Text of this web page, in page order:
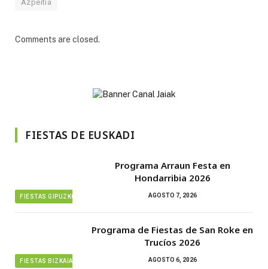
Azpeitia
Comments are closed.
FIESTAS DE EUSKADI
FIESTAS GIPUZKOA
Programa Arraun Festa en
Hondarribia 2026
AGOSTO 7, 2026
FIESTAS BIZKAIA
Programa de Fiestas de San Roke en
Trucíos 2026
AGOSTO 6, 2026